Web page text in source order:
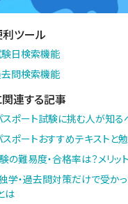
利ツール
日検索機能
問検索機能
連する記事
スポート試験に挑む人が知
スポートおすすめテキストと
の難易度・合格率は？メリッ
学・過去問対策だけで受か
は